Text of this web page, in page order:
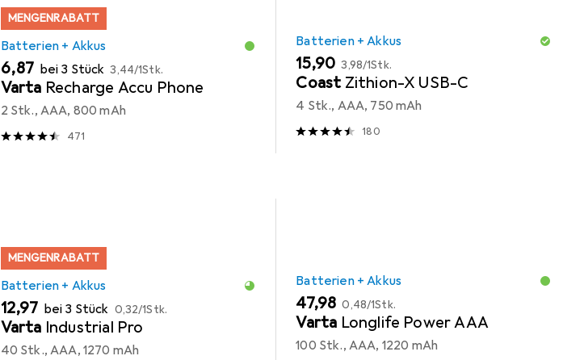
MENGENRABATT
Batterien + Akkus
EUR
6,87 bei 3 Stück EUR
3,44/1Stk.
Varta Recharge Accu Phone
2 Stk., AAA, 800 mAh
471
Batterien + Akkus
EUR
15,90 EUR
3,98/1Stk.
Coast Zithion-X USB-C
4 Stk., AAA, 750 mAh
180
MENGENRABATT
Batterien + Akkus
EUR
12,97 bei 3 Stück EUR
0,32/1Stk.
Varta Industrial Pro
40 Stk., AAA, 1270 mAh
Batterien + Akkus
EUR
47,98 EUR
0,48/1Stk.
Varta Longlife Power AAA
100 Stk., AAA, 1220 mAh